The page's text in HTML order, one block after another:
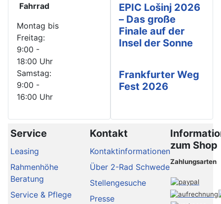
Fahrrad
Montag bis
Freitag:
9:00 -
18:00 Uhr
Samstag:
9:00 -
16:00 Uhr
EPIC Lošinj 2026
– Das große
Finale auf der
Insel der Sonne
Frankfurter Weg
Fest 2026
Service
Leasing
Rahmenhöhe
Beratung
Service & Pflege
Kontakt
Kontaktinformationen
Über 2-Rad Schwede
Stellengesuche
Presse
zum Shop
Zahlungsarten